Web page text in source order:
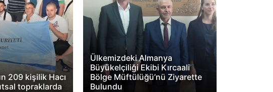
209 kişilik Hacı
topraklarda
Ülkemizdeki Almanya
Büyükelçiliği Ekibi Kırcaali
Bölge Müftülüğü’nü Ziyarette
Bulundu